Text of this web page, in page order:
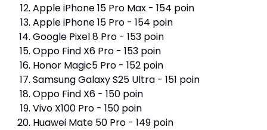
Apple iPhone 15 Pro Max - 154 poin
Apple iPhone 15 Pro - 154 poin
Google Pixel 8 Pro - 153 poin
Oppo Find X6 Pro - 153 poin
Honor Magic5 Pro - 152 poin
Samsung Galaxy S25 Ultra - 151 poin
Oppo Find X6 - 150 poin
Vivo X100 Pro - 150 poin
Huawei Mate 50 Pro - 149 poin